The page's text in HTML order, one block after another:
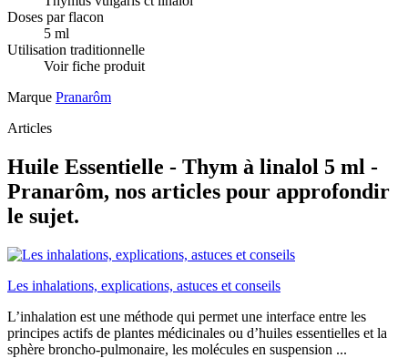
Doses par flacon
5 ml
Utilisation traditionnelle
Voir fiche produit
Marque Pranarôm
Articles
Huile Essentielle - Thym à linalol 5 ml -
Pranarôm, nos articles pour approfondir
le sujet.
Les inhalations, explications, astuces et conseils
L’inhalation est une méthode qui permet une interface entre les
principes actifs de plantes médicinales ou d’huiles essentielles et la
sphère broncho-pulmonaire, les molécules en suspension ...